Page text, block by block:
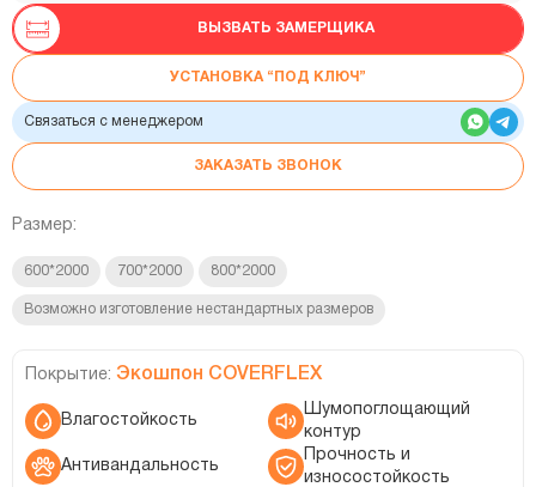
ВЫЗВАТЬ ЗАМЕРЩИКА
УСТАНОВКА “ПОД КЛЮЧ”
Связаться с менеджером
ЗАКАЗАТЬ ЗВОНОК
Размер:
600*2000 700*2000 800*2000
Возможно изготовление нестандартных размеров
Покрытие: Экошпон COVERFLEX
Влагостойкость
Шумопоглощающий
контур
Антивандальность
Прочность и
износостойкость